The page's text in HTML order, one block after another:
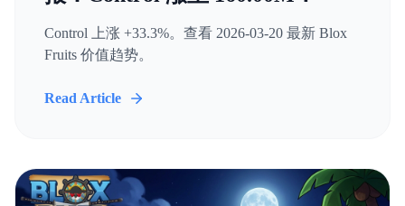
Control 上涨 +33.3%。查看 2026-03-20 最新 Blox
Fruits 价值趋势。
Read Article